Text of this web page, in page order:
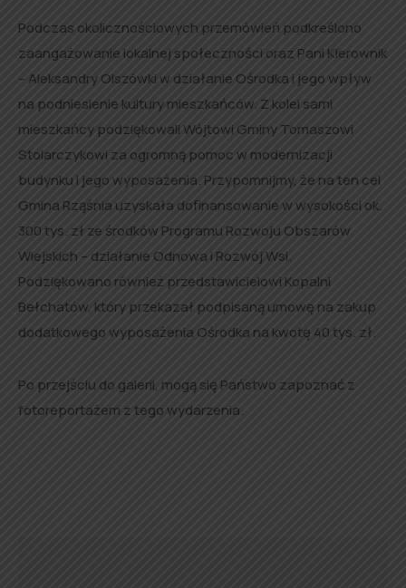
Podczas okolicznościowych przemówień podkreślono
zaangażowanie lokalnej społeczności oraz Pani Kierownik
– Aleksandry Olszówki w działanie Ośrodka i jego wpływ
na podniesienie kultury mieszkańców. Z kolei sami
mieszkańcy podziękowali Wójtowi Gminy Tomaszowi
Stolarczykowi za ogromną pomoc w modernizacji
budynku i jego wyposażenia. Przypomnijmy, że na ten cel
Gmina Rząśnia uzyskała dofinansowanie w wysokości ok.
300 tys. zł ze środków Programu Rozwoju Obszarów
Wiejskich – działanie Odnowa i Rozwój Wsi.
Podziękowano również przedstawicielowi Kopalni
Bełchatów, który przekazał podpisaną umowę na zakup
dodatkowego wyposażenia Ośrodka na kwotę 40 tys. zł.
Po przejściu do galerii, mogą się Państwo zapoznać z
fotoreportażem z tego wydarzenia.